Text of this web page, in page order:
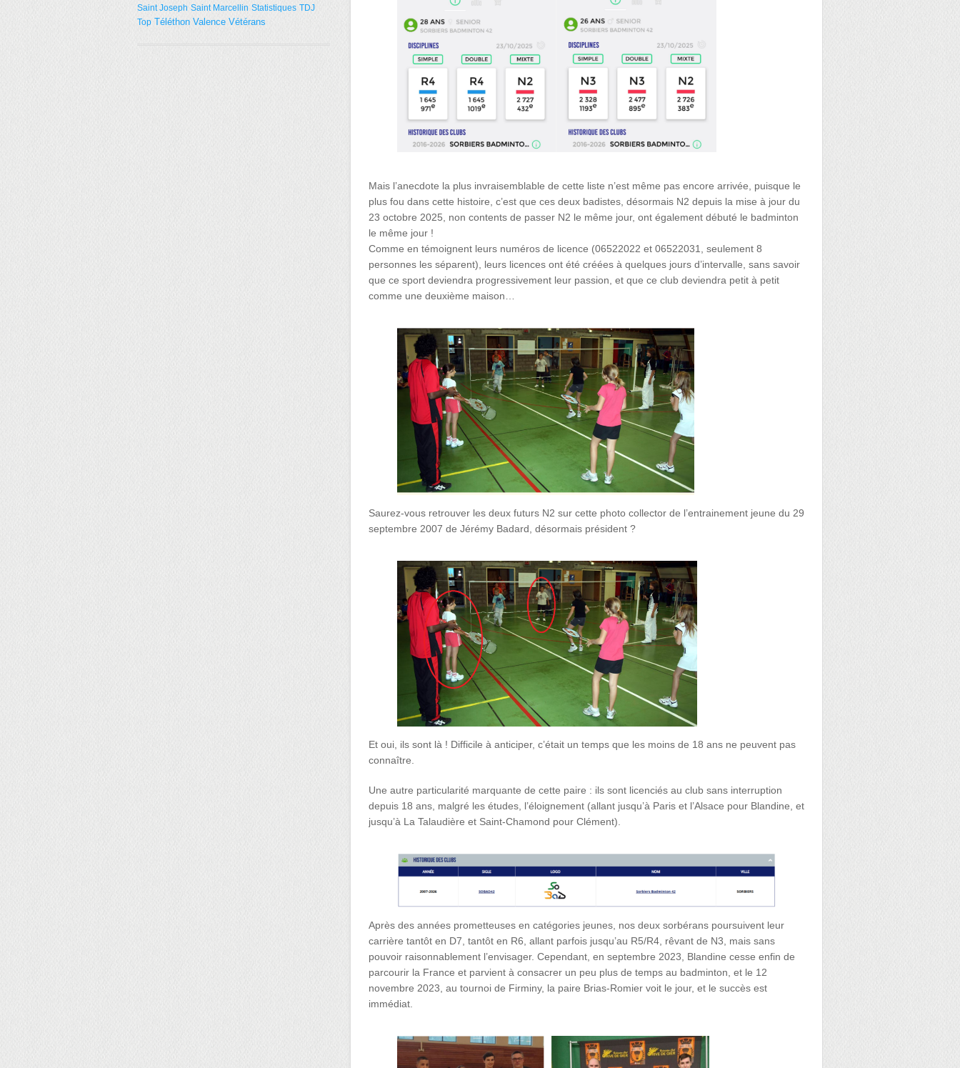
Mais l’anecdote la plus invraisemblable de cette liste n’est même pas encore arrivée, puisque le
plus fou dans cette histoire, c’est que ces deux badistes, désormais N2 depuis la mise à jour du
23 octobre 2025, non contents de passer N2 le même jour, ont également débuté le badminton
le même jour !
Comme en témoignent leurs numéros de licence (06522022 et 06522031, seulement 8
personnes les séparent), leurs licences ont été créées à quelques jours d’intervalle, sans savoir
que ce sport deviendra progressivement leur passion, et que ce club deviendra petit à petit
comme une deuxième maison…
Saurez-vous retrouver les deux futurs N2 sur cette photo collector de l’entrainement jeune du 29
septembre 2007 de Jérémy Badard, désormais président ?
Et oui, ils sont là ! Difficile à anticiper, c’était un temps que les moins de 18 ans ne peuvent pas
connaître.
Une autre particularité marquante de cette paire : ils sont licenciés au club sans interruption
depuis 18 ans, malgré les études, l’éloignement (allant jusqu’à Paris et l’Alsace pour Blandine, et
jusqu’à La Talaudière et Saint-Chamond pour Clément).
Après des années prometteuses en catégories jeunes, nos deux sorbérans poursuivent leur
carrière tantôt en D7, tantôt en R6, allant parfois jusqu’au R5/R4, rêvant de N3, mais sans
pouvoir raisonnablement l’envisager. Cependant, en septembre 2023, Blandine cesse enfin de
parcourir la France et parvient à consacrer un peu plus de temps au badminton, et le 12
novembre 2023, au tournoi de Firminy, la paire Brias-Romier voit le jour, et le succès est
immédiat.
Saint Joseph Saint Marcellin Statistiques TDJ
Top Téléthon Valence Vétérans